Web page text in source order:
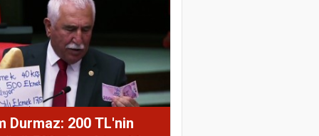
Durmaz: 200 TL'nin